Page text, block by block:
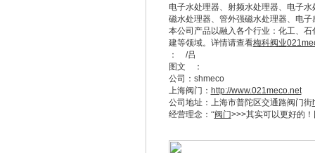
电子水处理器、 射频水处理器、
电子水
磁水处理器、管外强磁水处理器、
电子
本公司产品以融入各个行业：化工、
建等领域。详情请查看梅科阀业
：
/吕
图文
：
公司： shmeco
上海阀门： http://www.021meco.net
公司地址：上海市普陀区交通路阀门街
经营理念： “阀门>>>其实可以更好的